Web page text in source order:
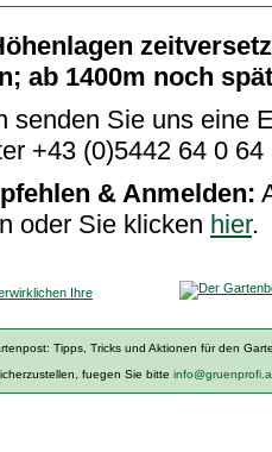
ab 1400m noch
senden Sie uns eine
+43 (0)5442 64 0 64
& Anmelden:
oder Sie klicken hier.
Tipps, Tricks und Aktionen für den
fuegen Sie bitte